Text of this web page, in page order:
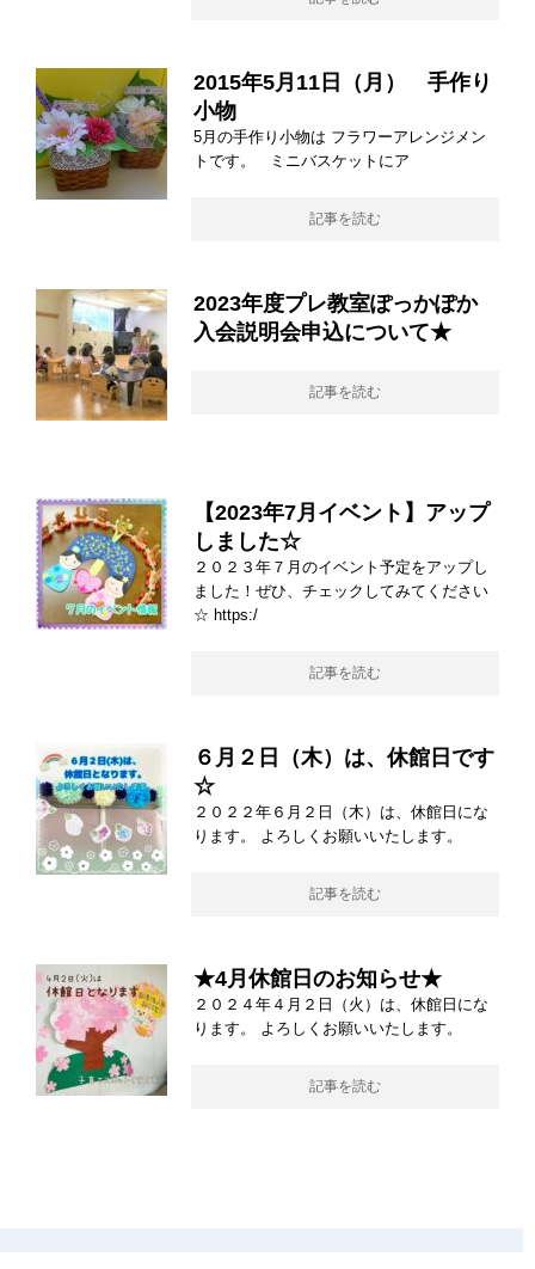
2015年5月11日（月） 手作り
小物
5月の手作り小物は フラワーアレンジメン
トです。 ミニバスケットにア
記事を読む
2023年度プレ教室ぽっかぽか
入会説明会申込について★
記事を読む
【2023年7月イベント】アップ
しました☆
２０２３年７月のイベント予定をアップし
ました！ぜひ、チェックしてみてください
☆ https:/
記事を読む
６月２日（木）は、休館日です
☆
２０２２年６月２日（木）は、休館日にな
ります。 よろしくお願いいたします。
記事を読む
★4月休館日のお知らせ★
２０２４年４月２日（火）は、休館日にな
ります。 よろしくお願いいたします。
記事を読む